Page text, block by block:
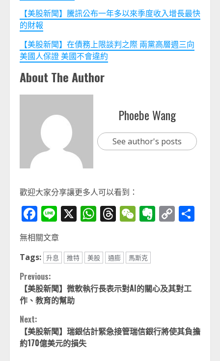
【美股新聞】騰訊公布一年多以來季度收入增長最快
的財報
【美股新聞】在債務上限談判之際 兩黨高層週三向
美國人保證 美國不會違約
About The Author
Phoebe Wang
See author's posts
歡迎大家分享讓更多人可以看到：
Facebook
Line
X WhatsApp
Threads
WeChat
Evernote
Copy
無相關文章
Tags: 升息 推特 美股 通膨 馬斯克
Continue
Reading
Previous:
【美股新聞】微軟執行長表示對AI的關心及其對工
作、教育的幫助
Next:
【美股新聞】瑞銀估計緊急接管瑞信銀行將使其負擔
約170億美元的損失